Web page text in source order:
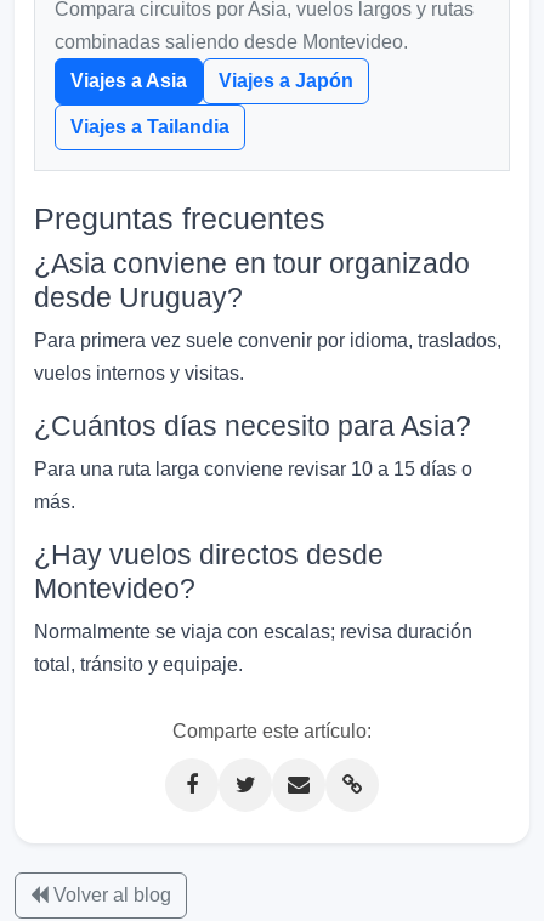
Compara circuitos por Asia, vuelos largos y rutas
combinadas saliendo desde Montevideo.
Viajes a Asia
Viajes a Japón
Viajes a Tailandia
Preguntas frecuentes
¿Asia conviene en tour organizado
desde Uruguay?
Para primera vez suele convenir por idioma, traslados,
vuelos internos y visitas.
¿Cuántos días necesito para Asia?
Para una ruta larga conviene revisar 10 a 15 días o
más.
¿Hay vuelos directos desde
Montevideo?
Normalmente se viaja con escalas; revisa duración
total, tránsito y equipaje.
Comparte este artículo:
Volver al blog